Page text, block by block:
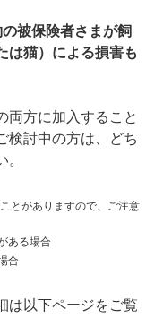
被保険者さまが飼
は猫）による損害も
両方に加入すること
検討中の方は、どち
とがありますので、ご注意
ある場合
合
は以下ページをご覧